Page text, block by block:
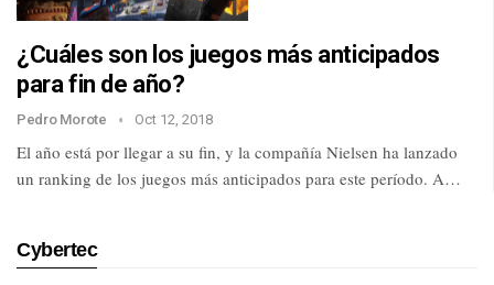
¿Cuáles son los juegos más anticipados
para fin de año?
Pedro Morote Oct 12, 2018
El año está por llegar a su fin, y la compañía Nielsen ha lanzado
un ranking de los juegos más anticipados para este período. A…
Cybertec